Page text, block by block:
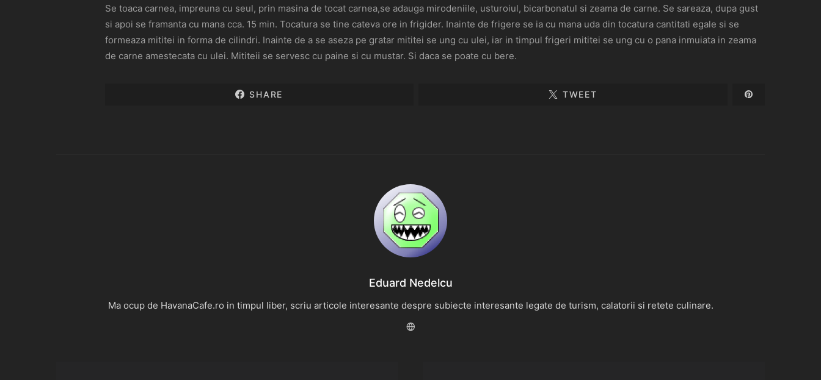
Se toaca carnea, impreuna cu seul, prin masina de tocat carnea,se adauga mirodeniile, usturoiul, bicarbonatul si zeama de carne. Se sareaza, dupa gust
si apoi se framanta cu mana cca. 15 min. Tocatura se tine cateva ore in frigider. Inainte de frigere se ia cu mana uda din tocatura cantitati egale si se
formeaza mititei in forma de cilindri. Inainte de a se aseza pe gratar mititei se ung cu ulei, iar in timpul frigeri mititei se ung cu o pana inmuiata in zeama
de carne amestecata cu ulei. Mititeii se servesc cu paine si cu mustar. Si daca se poate cu bere.
SHARE TWEET
Eduard Nedelcu
Ma ocup de HavanaCafe.ro in timpul liber, scriu articole interesante despre subiecte interesante legate de turism, calatorii si retete culinare.